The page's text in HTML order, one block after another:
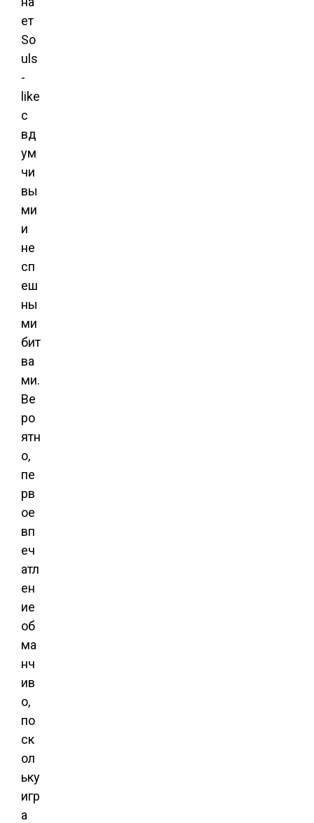
ет
So
uls
-
like
с
вд
ум
чи
вы
ми
и
не
сп
еш
ны
ми
бит
ва
ми.
Ве
ро
ятн
о,
пе
рв
ое
вп
еч
атл
ен
ие
об
ма
нч
ив
о,
по
ск
ол
ьку
игр
а